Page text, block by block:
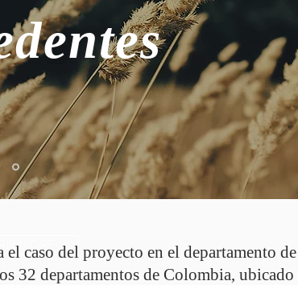
MORE
caso del proyecto en el departamento
32 departamentos de Colombia,